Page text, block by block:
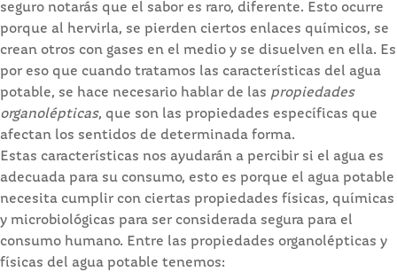
seguro notarás que el sabor es raro, diferente. Esto ocurre
porque al hervirla, se pierden ciertos enlaces químicos, se
crean otros con gases en el medio y se disuelven en ella. Es
por eso que cuando tratamos las características del agua
potable, se hace necesario hablar de las propiedades
organolépticas, que son las propiedades específicas que
afectan los sentidos de determinada forma.
Estas características nos ayudarán a percibir si el agua es
adecuada para su consumo, esto es porque el agua potable
necesita cumplir con ciertas propiedades físicas, químicas
y microbiológicas para ser considerada segura para el
consumo humano. Entre las propiedades organolépticas y
físicas del agua potable tenemos: